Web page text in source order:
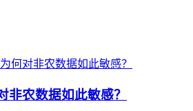
非农数据如此敏感？